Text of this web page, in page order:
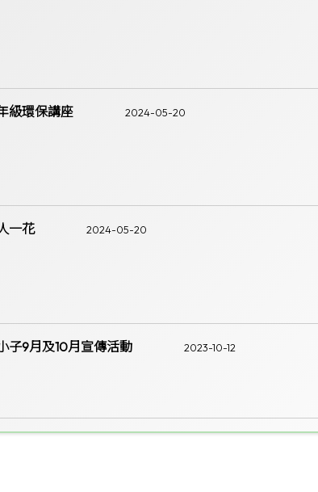
級環保講座 2024-05-20
一花 2024-05-20
子9月及10月宣傳活動 2023-10-12